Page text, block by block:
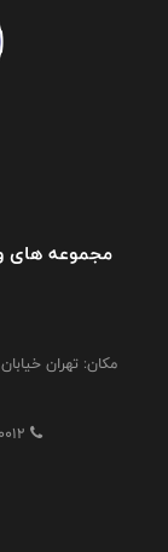
مجموعه های
مکان: تهران